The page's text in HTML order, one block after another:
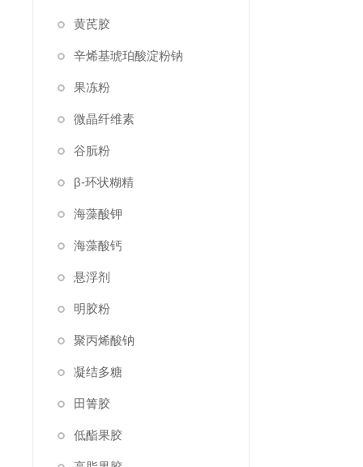
黄芪胶
辛烯基琥珀酸淀粉钠
果冻粉
微晶纤维素
谷朊粉
β-环状糊精
海藻酸钾
海藻酸钙
悬浮剂
明胶粉
聚丙烯酸钠
凝结多糖
田箐胶
低酯果胶